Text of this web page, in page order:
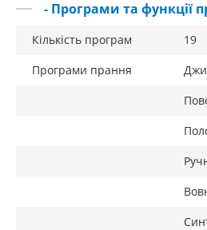
- Програми та функції
Кількість програм
19
Програми прання